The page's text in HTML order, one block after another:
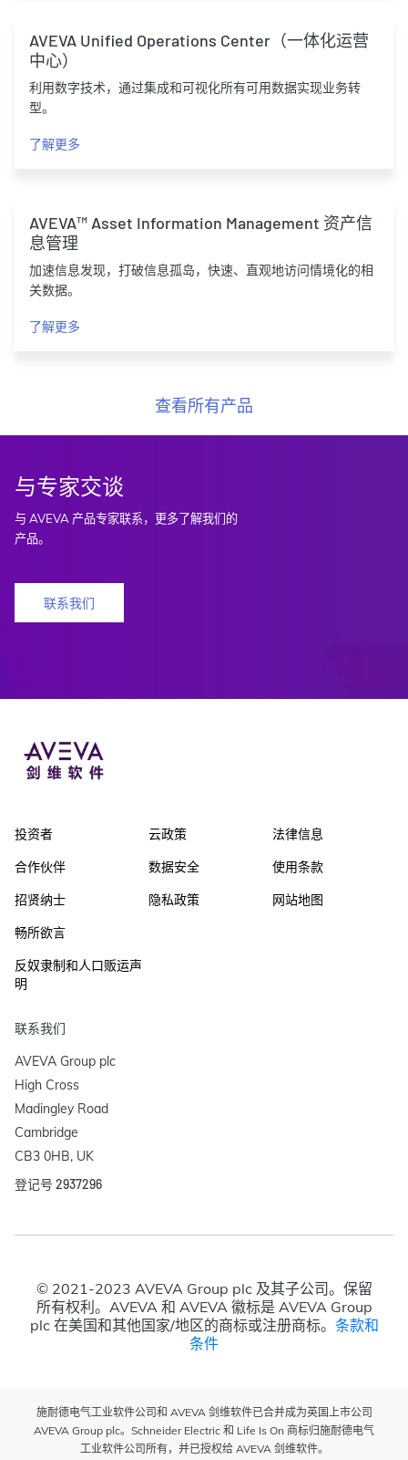
AVEVA Unified Operations Center（一体化运营
中心）
利用数字技术，通过集成和可视化所有可用数据实现业务转
型。
了解更多
AVEVA™ Asset Information Management 资产信
息管理
加速信息发现，打破信息孤岛，快速、直观地访问情境化的相
关数据。
了解更多
查看所有产品
与专家交谈
与 AVEVA 产品专家联系，更多了解我们的
产品。
联系我们
投资者
合作伙伴
招贤纳士
畅所欲言
反奴隶制和人口贩运声
明
云政策
数据安全
隐私政策
法律信息
使用条款
网站地图
联系我们
AVEVA Group plc
High Cross
Madingley Road
Cambridge
CB3 0HB, UK
登记号 2937296
© 2021-2023 AVEVA Group plc 及其子公司。保留
所有权利。AVEVA 和 AVEVA 徽标是 AVEVA Group
plc 在美国和其他国家/地区的商标或注册商标。 条款和
条件
施耐德电气工业软件公司和 AVEVA 剑维软件已合并成为英国上市公司
AVEVA Group plc。Schneider Electric 和 Life Is On 商标归施耐德电气
工业软件公司所有，并已授权给 AVEVA 剑维软件。